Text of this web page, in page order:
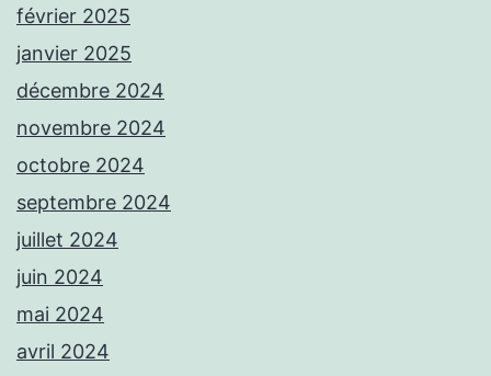
février 2025
janvier 2025
décembre 2024
novembre 2024
octobre 2024
septembre 2024
juillet 2024
juin 2024
mai 2024
avril 2024